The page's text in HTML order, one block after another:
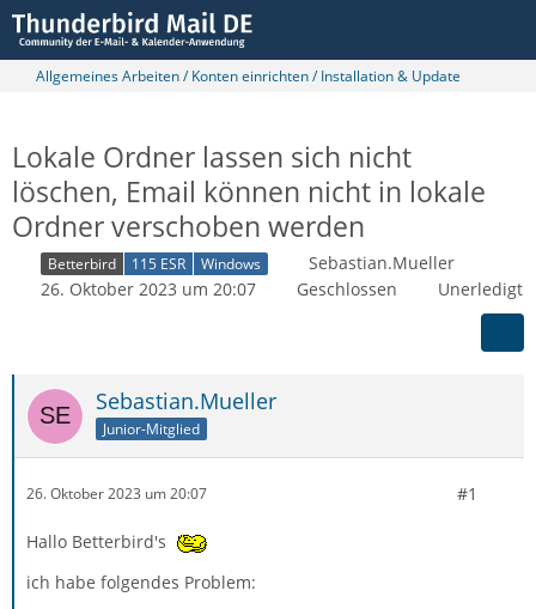
Allgemeines Arbeiten / Konten einrichten / Installation & Update
Lokale Ordner lassen sich nicht
löschen, Email können nicht in lokale
Ordner verschoben werden
Betterbird 115 ESR Windows
Sebastian.Mueller
26. Oktober 2023 um 20:07
Geschlossen Unerledigt
Sebastian.Mueller
Junior-Mitglied
26. Oktober 2023 um 20:07 #1
Hallo Betterbird's
ich habe folgendes Problem: